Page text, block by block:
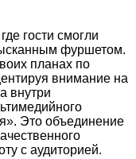
гости смогли
фуршетом.
планах по
внимание на
внутри
Это объединение
с аудиторией.